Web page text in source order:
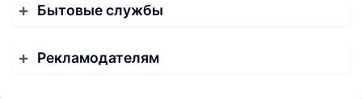
Бытовые службы
Рекламодателям